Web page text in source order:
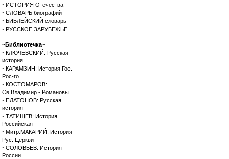
· ИСТОРИЯ Отечества
· СЛОВАРЬ биографий
· БИБЛЕЙСКИЙ словарь
· РУССКОЕ ЗАРУБЕЖЬЕ
~Библиотечка~
· КЛЮЧЕВСКИЙ: Русская
история
· КАРАМЗИН: История Гос.
Рос-го
· КОСТОМАРОВ:
Св.Владимир - Романовы
· ПЛАТОНОВ: Русская
история
· ТАТИЩЕВ: История
Российская
· Митр.МАКАРИЙ: История
Рус. Церкви
· СОЛОВЬЕВ: История
России